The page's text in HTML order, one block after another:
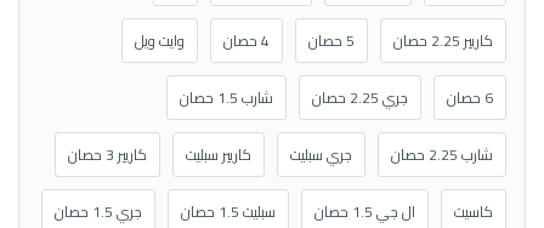
كاريير 2.25 حصان 5 حصان 4 حصان وايت ويل
6 حصان جري 2.25 حصان شارب 1.5 حصان
شارب 2.25 حصان جري سبليت كاريير سبليت كاريير 3 حصان
كاسيت ال جي 1.5 حصان سبليت 1.5 حصان جري 1.5 حصان